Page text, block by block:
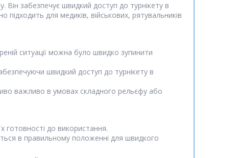
Він забезпечує швидкий доступ до турнікету в
підходить для медиків, військових, рятувальників
ситуації можна було швидко зупинити
швидкий доступ до турнікету в
важливо в умовах складного рельєфу або
готовності до використання.
в правильному положенні для швидкого